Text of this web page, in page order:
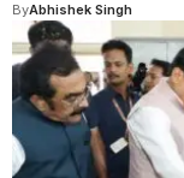
ByAbhishek Singh